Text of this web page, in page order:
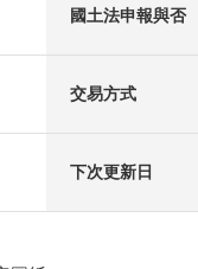
國土法申報與否
交易方式
下次更新日